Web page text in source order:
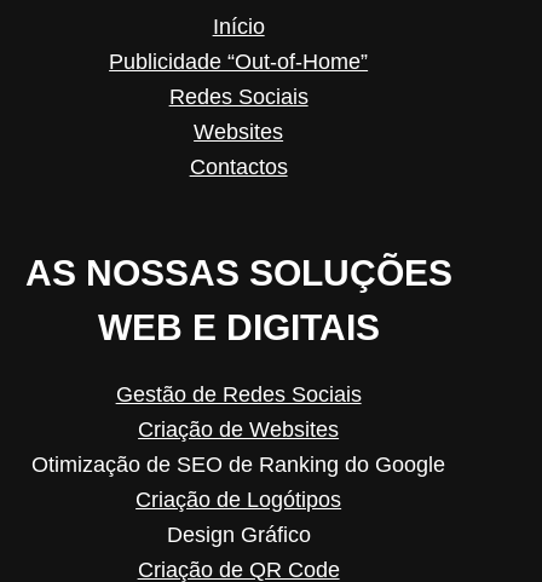
Início
Publicidade “Out-of-Home”
Redes Sociais
Websites
Contactos
AS NOSSAS SOLUÇÕES
WEB E DIGITAIS
Gestão de Redes Sociais
Criação de Websites
Otimização de SEO de Ranking do Google
Criação de Logótipos
Design Gráfico
Criação de QR Code